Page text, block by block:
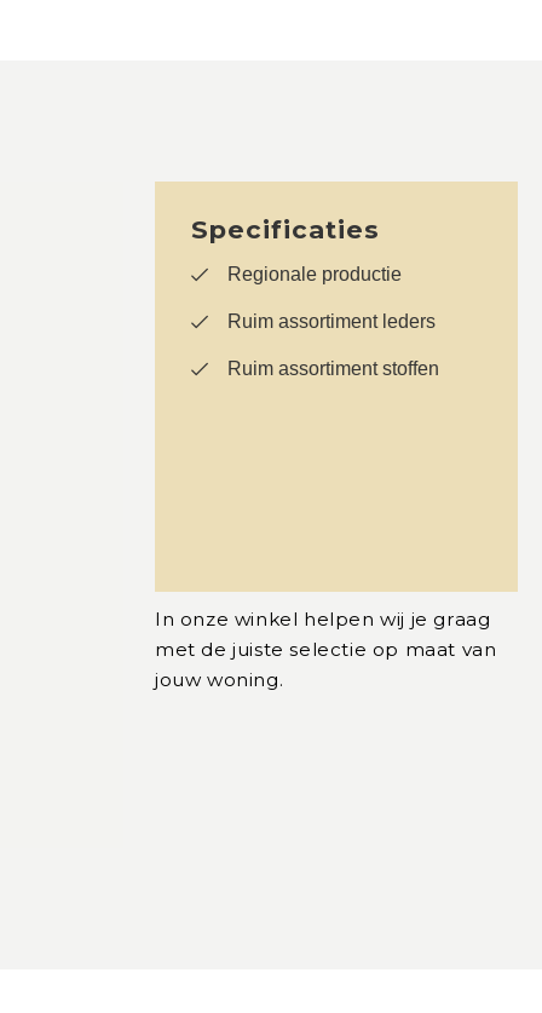
Specificaties
Regionale productie
Ruim assortiment leders
Ruim assortiment stoffen
In onze winkel helpen wij je graag
met de juiste selectie op maat van
jouw woning.